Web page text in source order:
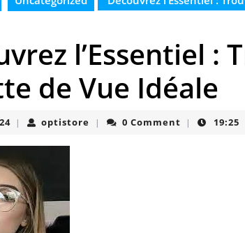
l’Essentiel :
de Vue Idéale
11
2024
| optistore optistore
| 0 Comment | 19:25